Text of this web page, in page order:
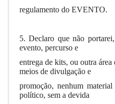
regulamento do EVENTO.
5. Declaro que não
evento, percurso e
entrega de kits, ou outra
meios de divulgação e
promoção, nenhum
político, sem a devida